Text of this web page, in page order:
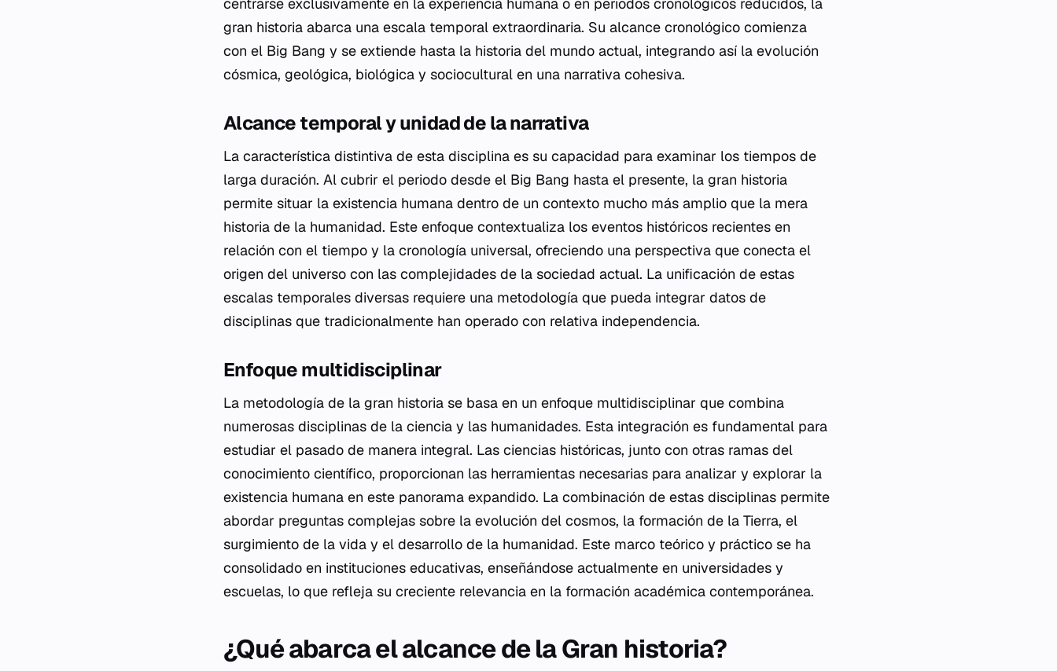
gran historia abarca una escala temporal extraordinaria. Su alcance cronológico comienza
con el Big Bang y se extiende hasta la historia del mundo actual, integrando así la evolución
cósmica, geológica, biológica y sociocultural en una narrativa cohesiva.
Alcance temporal y unidad de la narrativa
La característica distintiva de esta disciplina es su capacidad para examinar los tiempos de
larga duración. Al cubrir el periodo desde el Big Bang hasta el presente, la gran historia
permite situar la existencia humana dentro de un contexto mucho más amplio que la mera
historia de la humanidad. Este enfoque contextualiza los eventos históricos recientes en
relación con el tiempo y la cronología universal, ofreciendo una perspectiva que conecta el
origen del universo con las complejidades de la sociedad actual. La unificación de estas
escalas temporales diversas requiere una metodología que pueda integrar datos de
disciplinas que tradicionalmente han operado con relativa independencia.
Enfoque multidisciplinar
La metodología de la gran historia se basa en un enfoque multidisciplinar que combina
numerosas disciplinas de la ciencia y las humanidades. Esta integración es fundamental para
estudiar el pasado de manera integral. Las ciencias históricas, junto con otras ramas del
conocimiento científico, proporcionan las herramientas necesarias para analizar y explorar la
existencia humana en este panorama expandido. La combinación de estas disciplinas permite
abordar preguntas complejas sobre la evolución del cosmos, la formación de la Tierra, el
surgimiento de la vida y el desarrollo de la humanidad. Este marco teórico y práctico se ha
consolidado en instituciones educativas, enseñándose actualmente en universidades y
escuelas, lo que refleja su creciente relevancia en la formación académica contemporánea.
¿Qué abarca el alcance de la Gran historia?